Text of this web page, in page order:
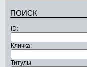
ПОИСК
ID:
Кличка:
Титулы